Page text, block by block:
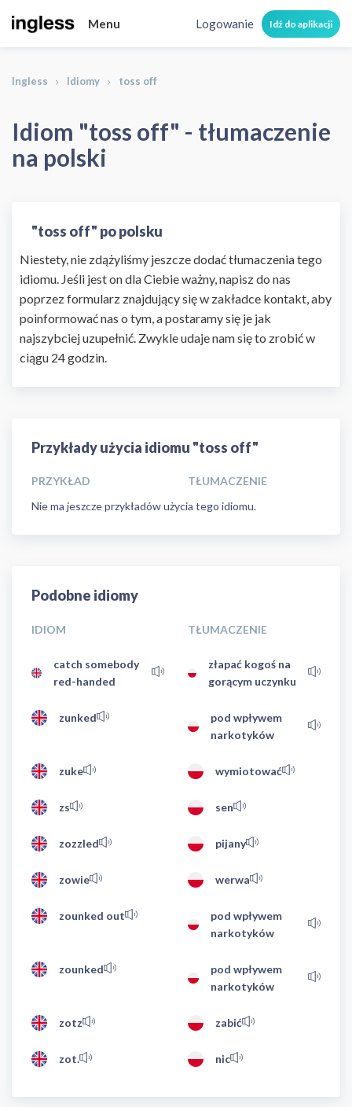
Menu Logowanie Idź do aplikacji
Ingless Idiomy toss off
Idiom "toss off" - tłumaczenie
na polski
"toss off" po polsku
Niestety, nie zdążyliśmy jeszcze dodać tłumaczenia tego
idiomu. Jeśli jest on dla Ciebie ważny, napisz do nas
poprzez formularz znajdujący się w zakładce kontakt, aby
poinformować nas o tym, a postaramy się je jak
najszybciej uzupełnić. Zwykle udaje nam się to zrobić w
ciągu 24 godzin.
Przykłady użycia idiomu "toss off"
PRZYKŁAD
TŁUMACZENIE
Nie ma jeszcze przykładów użycia tego idiomu.
Podobne idiomy
IDIOM TŁUMACZENIE
catch somebody
red-handed
złapać kogoś na
gorącym uczynku
zunked
pod wpływem
narkotyków
zuke wymiotować
zs sen
zozzled pijany
zowie werwa
zounked out
pod wpływem
narkotyków
zounked
pod wpływem
narkotyków
zotz zabić
zot. nic